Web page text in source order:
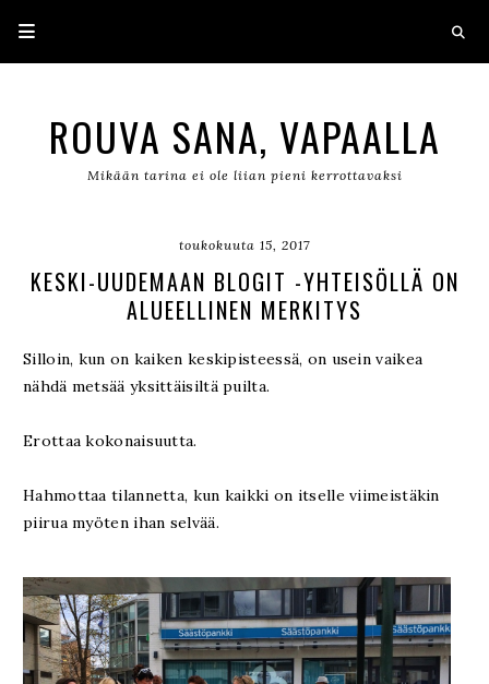
ROUVA SANA, VAPAALLA
Mikään tarina ei ole liian pieni kerrottavaksi
toukokuuta 15, 2017
KESKI-UUDEMAAN BLOGIT -YHTEISÖLLÄ ON
ALUEELLINEN MERKITYS
Silloin, kun on kaiken keskipisteessä, on usein vaikea
nähdä metsää yksittäisiltä puilta.
Erottaa kokonaisuutta.
Hahmottaa tilannetta, kun kaikki on itselle viimeistäkin
piirua myöten ihan selvää.